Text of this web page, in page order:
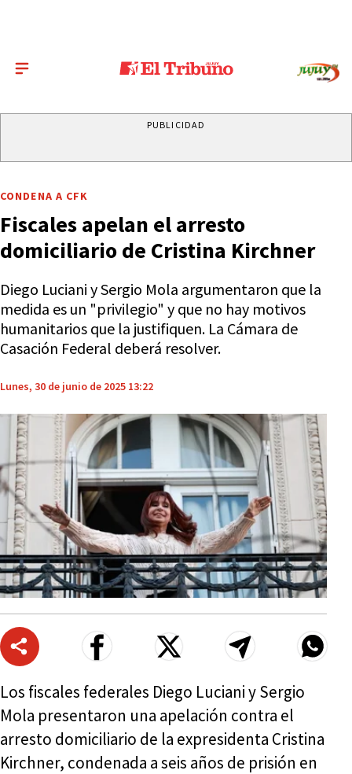
PUBLICIDAD
CONDENA A CFK
Fiscales apelan el arresto
domiciliario de Cristina Kirchner
Diego Luciani y Sergio Mola argumentaron que la
medida es un "privilegio" y que no hay motivos
humanitarios que la justifiquen. La Cámara de
Casación Federal deberá resolver.
Lunes, 30 de junio de 2025 13:22
Los fiscales federales Diego Luciani y Sergio
Mola presentaron una apelación contra el
arresto domiciliario de la expresidenta Cristina
Kirchner, condenada a seis años de prisión en